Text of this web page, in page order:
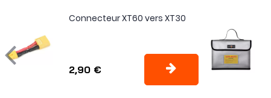
Connecteur XT60 vers XT30
2,90 €